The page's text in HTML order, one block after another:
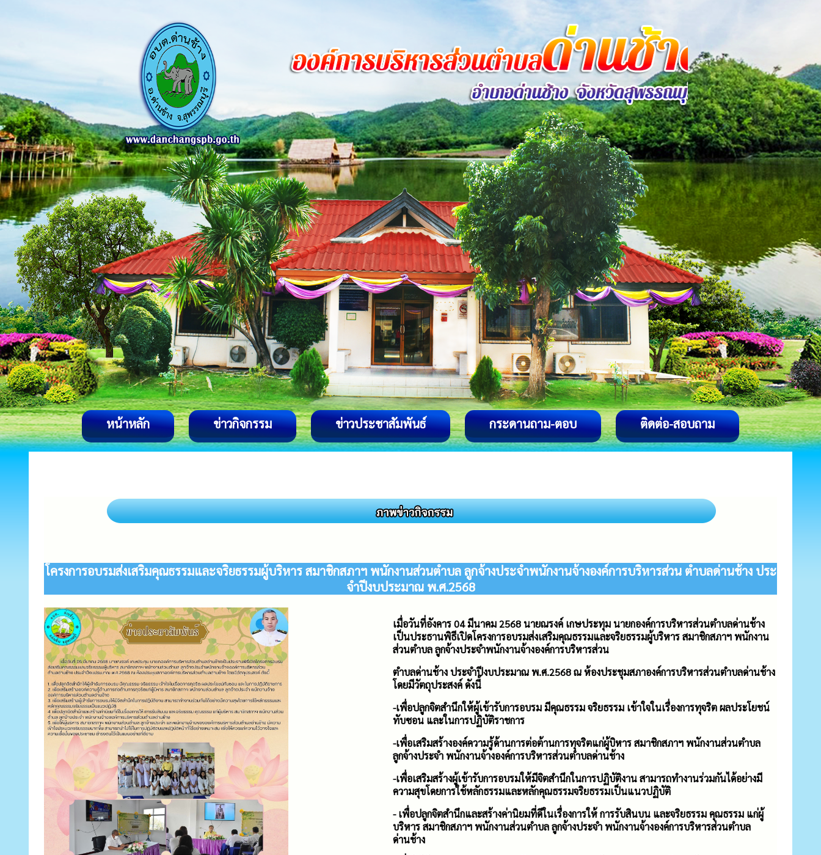
หน้าหลัก ข่าวกิจกรรม ข่าวประชาสัมพันธ์ กระดานถาม-ตอบ ติดต่อ-สอบถาม
โครงการอบรมส่งเสริมคุณธรรมและจริยธรรมผู้บริหาร สมาชิกสภาฯ พนักงานส่วนตําบล ลูกจ้างประจําพนักงานจ้างองค์การบริหารส่วน ตําบลด่านช้าง ประ
จําปีงบประมาณ พ.ศ.2568
เมื่อวันที่อังคาร 04 มีนาคม 2568 นายณรงค์ เกษประทุม นายกองค์การบริหารส่วนตำบลด่านช้าง
เป็นประธานพิธีเปิดโครงการอบรมส่งเสริมคุณธรรมและจริยธรรมผู้บริหาร สมาชิกสภาฯ พนักงาน
ส่วนตําบล ลูกจ้างประจําพนักงานจ้างองค์การบริหารส่วน
ตําบลด่านช้าง ประจําปีงบประมาณ พ.ศ.2568 ณ ห้องประชุมสภาองค์การบริหารส่วนตำบลด่านช้าง
โดยมีวัตถุประสงค์ ดังนี้
-เพื่อปลูกจิตสำนึกให้ผู้เข้ารับการอบรม มีคุณธรรม จริยธรรม เข้าใจในเรื่องการทุจริต ผลประโยชน์
ทับซอน และในการปฏิบัติราชการ
-เพื่อเสริมสร้างองค์ความรู้ด้านการต่อต้านการทุจริตแก่ผู้บิหาร สมาชิกสภาฯ พนักงานส่วนตำบล
ลูกจ้างประจำ พนักงานจ้างองค์การบริหารส่วนตำบลด่านช้าง
-เพื่อเสริมสร้างผู้เข้ารับการอบรมให้มีจิตสำนึกในการปฏิบัติงาน สามารถทำงานร่วมกันได้อย่างมี
ความสุขโดยการใช้หลักธรรมและหลักคุณธรรมจริยธรรมเป็นแนวปฏิบัติ
- เพื่อปลูกจิตสำนึกและสร้างค่านิยมที่ดีในเรื่องการให้ การรับสินบน และจริยธรรม คุณธรรม แก่ผู้
บริหาร สมาชิกสภาฯ พนักงานส่วนตำบล ลูกจ้างประจำ พนักงานจ้างองค์การบริหารส่วนตำบล
ด่านช้าง